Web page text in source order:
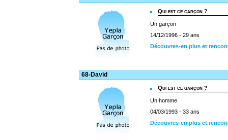
Qui est ce garçon ?
Un garçon
14/12/1996 - 29 ans
Découvres-en plus et
68-David
Qui est ce garçon ?
Un homme
04/03/1993 - 33 ans
Découvres-en plus et